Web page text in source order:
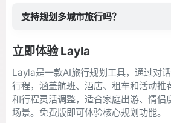
支持规划多城市旅行吗？
立即体验 Layla
Layla是一款AI旅行规划工具，通过对
行程，涵盖航班、酒店、租车和活动推
和行程灵活调整，适合家庭出游、情侣
场景。免费版即可体验核心规划功能。